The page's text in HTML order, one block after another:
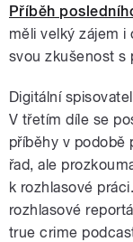
Příběh
měli velký zájem i
svou zkušenost s
Digitální
V třetím díle se
příběhy v podobě
řad, ale
k rozhlasové
rozhlasové
true crime